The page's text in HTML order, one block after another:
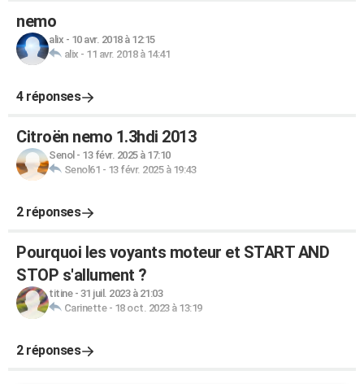
nemo
alix - 10 avr. 2018 à 12:15
alix - 11 avr. 2018 à 14:41
4 réponses
Citroën nemo 1.3hdi 2013
Senol - 13 févr. 2025 à 17:10
Senol61 - 13 févr. 2025 à 19:43
2 réponses
Pourquoi les voyants moteur et START AND
STOP s'allument ?
titine- 31 juil. 2023 à 21:03
Carinette- 18 oct. 2023 à 13:19
2 réponses